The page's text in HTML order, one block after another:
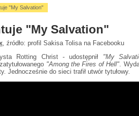
"My Salvation"
"My Salvation"
, źródło: profil Sakisa Tolisa na Facebooku
Rotting Christ - udostępnił "My
"Among the Fires of Hell" .
Jednocześnie do sieci trafił utwór tytułowy.